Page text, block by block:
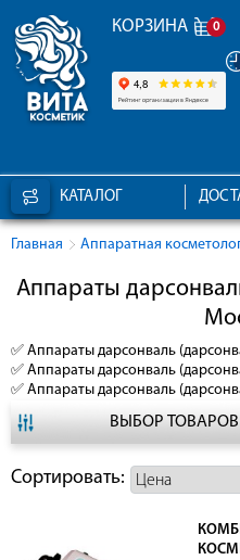
КОРЗИНА 0
КАТАЛОГ
Главная Аппаратная
Аппараты
✅ Аппараты дарсонваль
✅ Аппараты дарсонваль
✅ Аппараты дарсонваль
ВЫБОР
Сортировать: